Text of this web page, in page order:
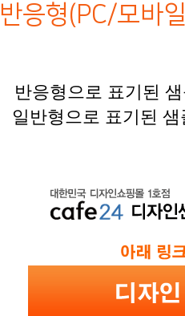
반응형(PC/모바
반응형으로 표기된
일반형으로 표기된